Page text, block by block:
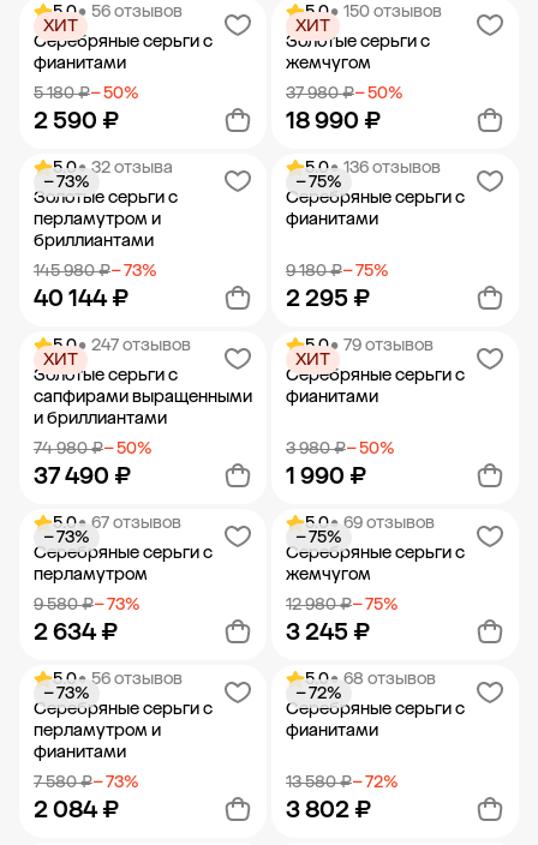
Добавить в корзину Добавить в корзину
5.0• 56 отзывов
Серебряные серьги с
фианитами
5 180 ₽− 50%
2 590 ₽
ХИТ
Добавить в корзину
5.0• 150 отзывов
Золотые серьги с
жемчугом
37 980 ₽− 50%
18 990 ₽
ХИТ
Добавить в корзину
5.0• 32 отзыва
Золотые серьги с
перламутром и
бриллиантами
145 980 ₽− 73%
40 144 ₽
− 73%
Добавить в корзину
5.0• 136 отзывов
Серебряные серьги с
фианитами
9 180 ₽− 75%
2 295 ₽
− 75%
Добавить в корзину
5.0• 247 отзывов
Золотые серьги с
сапфирами выращенными
и бриллиантами
74 980 ₽− 50%
37 490 ₽
ХИТ
Добавить в корзину
5.0• 79 отзывов
Серебряные серьги с
фианитами
3 980 ₽− 50%
1 990 ₽
ХИТ
Добавить в корзину
5.0• 67 отзывов
Серебряные серьги с
перламутром
9 580 ₽− 73%
2 634 ₽
− 73%
Добавить в корзину
5.0• 69 отзывов
Серебряные серьги с
жемчугом
12 980 ₽− 75%
3 245 ₽
− 75%
Добавить в корзину
5.0• 56 отзывов
Серебряные серьги с
перламутром и
фианитами
7 580 ₽− 73%
2 084 ₽
− 73%
5.0• 68 отзывов
Серебряные серьги с
фианитами
13 580 ₽− 72%
3 802 ₽
− 72%